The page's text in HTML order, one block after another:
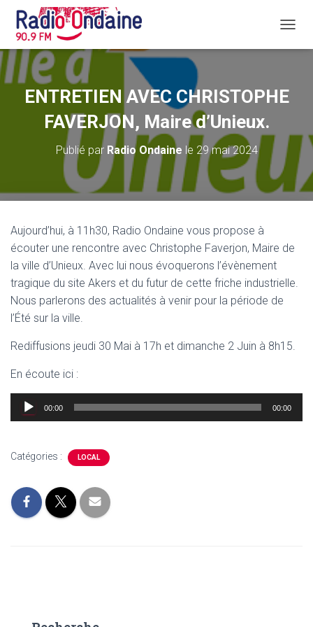
É
I
E
A
N
I
ENTRETIEN AVEC CHRISTOPHE
FAVERJON, Maire d’Unieux.
Publié par Radio Ondaine le 29 mai 2024
Aujourd’hui, à 11h30, Radio Ondaine vous propose à
écouter une rencontre avec Christophe Faverjon, Maire de
la ville d’Unieux. Avec lui nous évoquerons l’évènement
tragique du site Akers et du futur de cette friche industrielle.
Nous parlerons des actualités à venir pour la période de
l’Été sur la ville.
Rediffusions jeudi 30 Mai à 17h et dimanche 2 Juin à 8h15.
En écoute ici :
Lecteur
audio
00:00 00:00
Catégories : LOCAL